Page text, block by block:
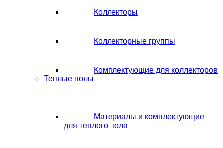
Коллекторы
Коллекторные группы
Комплектующие для коллекторов
Теплые полы
Материалы и комплектующие
для теплого пола